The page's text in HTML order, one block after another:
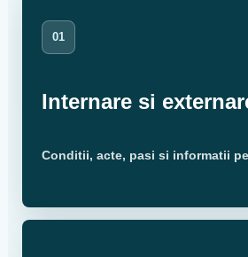
01
Internare si
Conditii, acte, pasi si informatii